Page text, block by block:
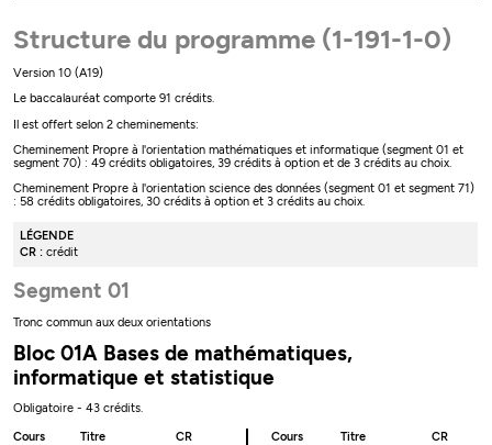
Structure du programme (1-191-1-0)
Version 10 (A19)
Le baccalauréat comporte 91 crédits.
Il est offert selon 2 cheminements:
Cheminement Propre à l'orientation mathématiques et informatique (segment 01 et
segment 70) : 49 crédits obligatoires, 39 crédits à option et de 3 crédits au choix.
Cheminement Propre à l'orientation science des données (segment 01 et segment 71)
: 58 crédits obligatoires, 30 crédits à option et 3 crédits au choix.
LÉGENDE
CR : crédit
Segment 01
Tronc commun aux deux orientations
Bloc 01A Bases de mathématiques,
informatique et statistique
Obligatoire - 43 crédits.
Cours
Titre
CR
Cours Titre
CR